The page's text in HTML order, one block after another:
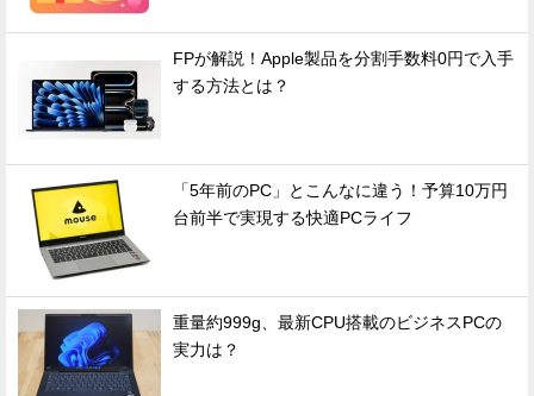
FPが解説！Apple製品を分割手数料0円で入手
する方法とは？
「5年前のPC」とこんなに違う！予算10万円
台前半で実現する快適PCライフ
重量約999g、最新CPU搭載のビジネスPCの
実力は？